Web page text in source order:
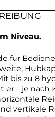
Niveau.
für
bis zu 8
er – je nach
vertikale